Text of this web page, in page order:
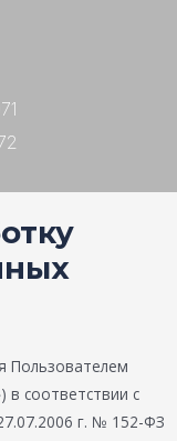
Пользователем
в соответствии с
г. № 152-ФЗ